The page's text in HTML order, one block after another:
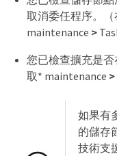
取消委任程序。（
maintenance >
您已檢查擴充是否
取* maintenance >
如果有
的儲存
技術支